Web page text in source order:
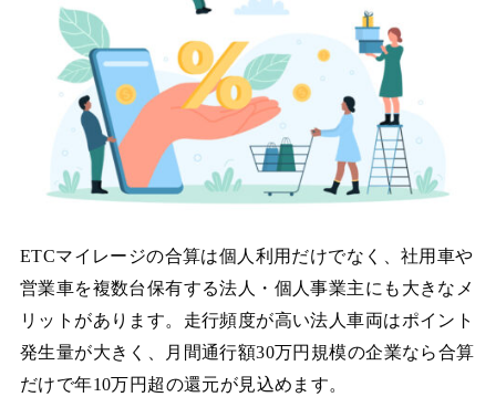
ETCマイレージの合算は個人利用だけでなく、社用車や
営業車を複数台保有する法人・個人事業主にも大きなメ
リットがあります。走行頻度が高い法人車両はポイント
発生量が大きく、月間通行額30万円規模の企業なら合算
だけで年10万円超の還元が見込めます。